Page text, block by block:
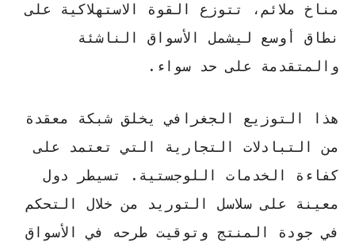
مناخ ملائم، تتوزع القوة الاستهلاكية على
نطاق أوسع ليشمل الأسواق الناشئة
والمتقدمة على حد سواء.
هذا التوزيع الجغرافي يخلق شبكة معقدة
من التبادلات التجارية التي تعتمد على
كفاءة الخدمات اللوجستية.
تسيطر دول
معينة على سلاسل التوريد من خلال التحكم
في جودة المنتج وتوقيت طرحه في الأسواق